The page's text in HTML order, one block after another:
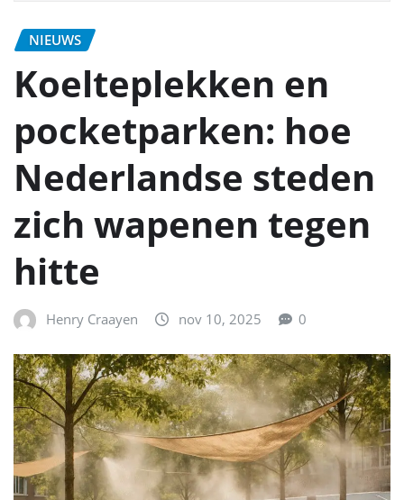
NIEUWS
Koelteplekken en
pocketparken: hoe
Nederlandse steden
zich wapenen tegen
hitte
Henry Craayen nov 10, 2025 0